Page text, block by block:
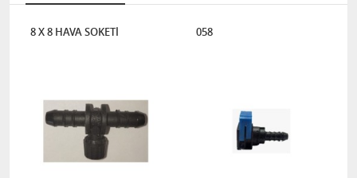
8 X 8 HAVA SOKETİ 058